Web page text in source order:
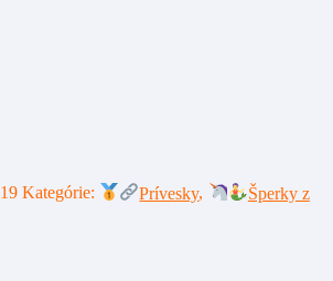
Kategórie: Prívesky,
Šperky z